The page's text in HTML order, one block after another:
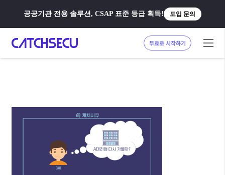
공공기관 전용 솔루션, CSAP 표준 등급 획득! 도입 문의
무료로 시작하기